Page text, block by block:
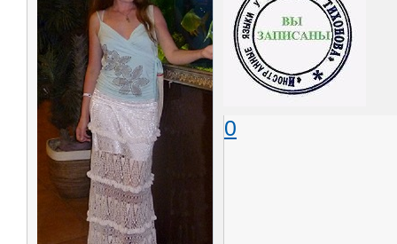
0